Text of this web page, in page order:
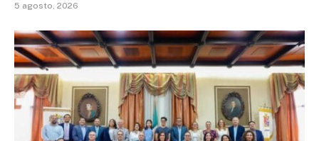
5 agosto, 2026